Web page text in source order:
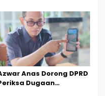
Jadi Prioritas
Anas Dorong DPRD
Dugaan